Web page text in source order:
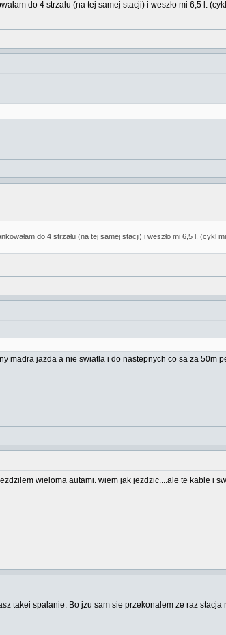
do 4 strzału (na tej samej stacji) i weszło mi 6,5 l.
do 4 strzału (na tej samej stacji) i weszło mi 6,5 l. (cykl
madra jazda a nie swiatla i do nastepnych co sa za 50m
wieloma autami. wiem jak jezdzic....ale te kable i
takei spalanie. Bo jzu sam sie przekonalem ze raz